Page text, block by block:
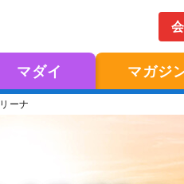
マダイ マガジ
ーナ